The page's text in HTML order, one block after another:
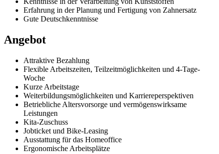
NRW
Rheinland-Pfalz
Saarland
Sachsen-Anhalt
Thüringen
Für Arbeitgeber
Jetzt Zahntechniker finden!
Kontakt
Impressum
Datenschutz
AGB